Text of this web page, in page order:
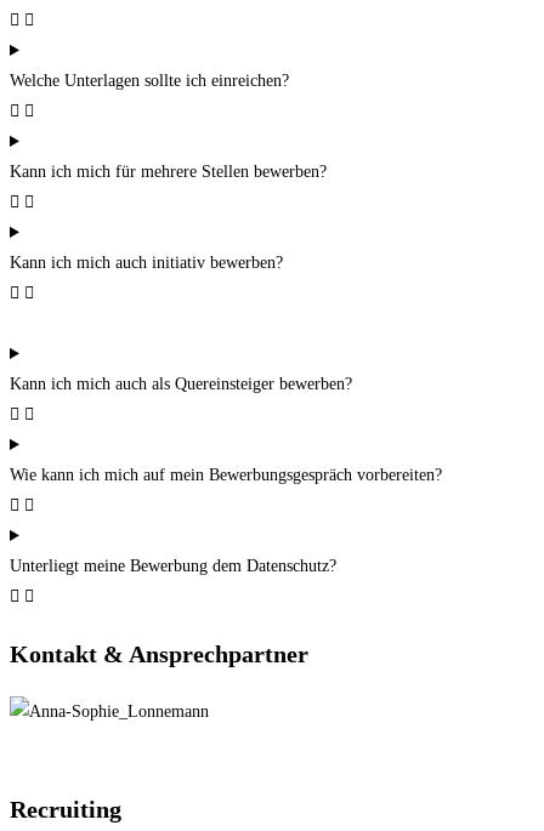
Welche Unterlagen sollte ich einreichen?
Kann ich mich für mehrere Stellen bewerben?
Kann ich mich auch initiativ bewerben?
Kann ich mich auch als Quereinsteiger bewerben?
Wie kann ich mich auf mein Bewerbungsgespräch vorbereiten?
Unterliegt meine Bewerbung dem Datenschutz?
Kontakt & Ansprechpartner
Recruiting